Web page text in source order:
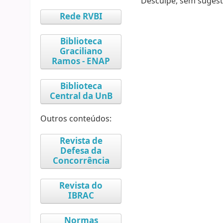
Rede RVBI
Biblioteca
Graciliano
Ramos - ENAP
Biblioteca
Central da UnB
Outros conteúdos:
Revista de
Defesa da
Concorrência
Revista do
IBRAC